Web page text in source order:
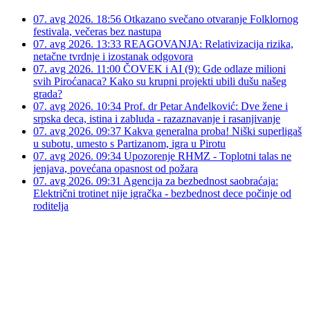
07. avg 2026. 18:56 Otkazano svečano otvaranje Folklornog
festivala, večeras bez nastupa
07. avg 2026. 13:33 REAGOVANJA: Relativizacija rizika,
netačne tvrdnje i izostanak odgovora
07. avg 2026. 11:00 ČOVEK i AI (9): Gde odlaze milioni
svih Piroćanaca? Kako su krupni projekti ubili dušu našeg
grada?
07. avg 2026. 10:34 Prof. dr Petar Anđelković: Dve žene i
srpska deca, istina i zabluda - razaznavanje i rasanjivanje
07. avg 2026. 09:37 Kakva generalna proba! Niški superligaš
u subotu, umesto s Partizanom, igra u Pirotu
07. avg 2026. 09:34 Upozorenje RHMZ - Toplotni talas ne
jenjava, povećana opasnost od požara
07. avg 2026. 09:31 Agencija za bezbednost saobraćaja:
Električni trotinet nije igračka - bezbednost dece počinje od
roditelja